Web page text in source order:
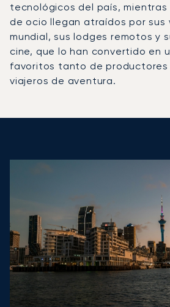
tecnológicos del país, mientras
de ocio llegan atraídos por sus
mundial, sus lodges remotos y
cine, que lo han convertido en
favoritos tanto de productores
viajeros de aventura.